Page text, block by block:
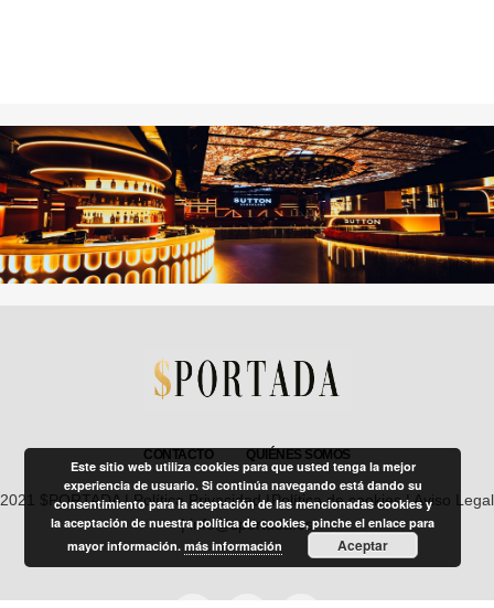
CONTACTO QUIÉNES SOMOS
2021 $PORTADA |Política Privacidad|Política de cookies|Aviso Legal
| info@sportada.es
Este sitio web utiliza cookies para que usted tenga la mejor
experiencia de usuario. Si continúa navegando está dando su
consentimiento para la aceptación de las mencionadas cookies y
la aceptación de nuestra política de cookies, pinche el enlace para
mayor información.más información Aceptar